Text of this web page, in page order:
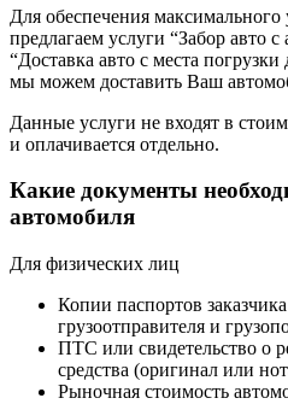
Для обеспечения максимального
предлагаем услуги “Забор авто с
“Доставка авто с места
мы можем доставить Ваш
Данные услуги не входят в
и оплачивается отдельно.
Какие документы
автомобиля
Для физических лиц
Копии паспортов
грузоотправителя и
ПТС или свидетельство о
средства (оригинал или
Рыночная стоимость